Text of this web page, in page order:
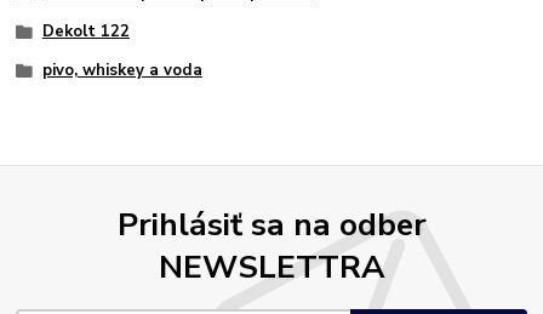
Dekolt 122
pivo, whiskey a voda
Prihlásiť sa na odber
NEWSLETTRA